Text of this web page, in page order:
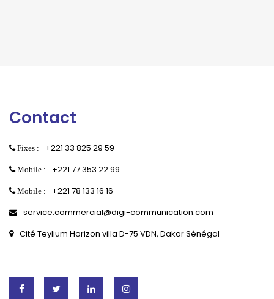
Contact
Fixes : +221 33 825 29 59
Mobile : +221 77 353 22 99
Mobile :
+221 78 133 16 16
service.commercial@digi-communication.com
Cité Teylium Horizon villa D-75 VDN, Dakar Sénégal